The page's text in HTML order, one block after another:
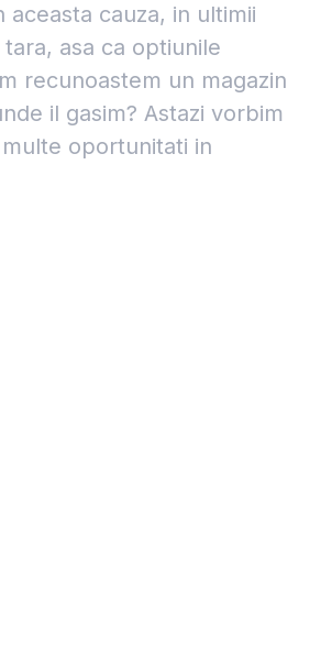
cauza, in ultimii
asa ca optiunile
recunoastem un magazin
il gasim? Astazi vorbim
oportunitati in